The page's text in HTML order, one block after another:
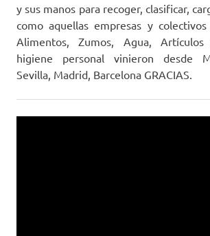
y sus manos para recoger, clasificar,
como aquellas empresas y
Alimentos, Zumos, Agua,
higiene personal vinieron desde
Sevilla, Madrid, Barcelona GRACIAS.